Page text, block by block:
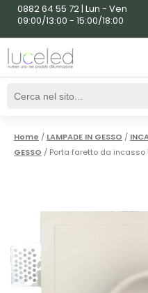
0882 64 55 72 | Lun - Ven
09:00/13:00 - 15:00/18:00
Home / LAMPADE IN GESSO /
GESSO / Porta faretto da incasso